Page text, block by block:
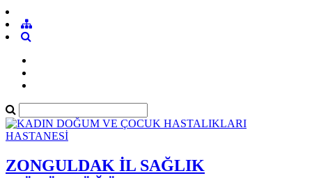
ZONGULDAK İL SAĞLIK